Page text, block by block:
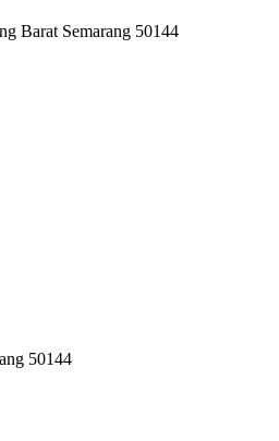
Barat Semarang 50144
50144